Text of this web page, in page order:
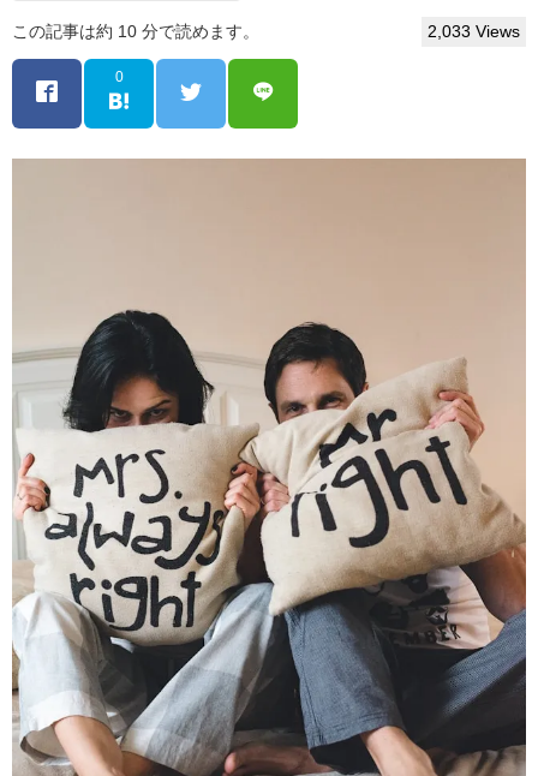
この記事は約 10 分で読めます。 2,033 Views
0